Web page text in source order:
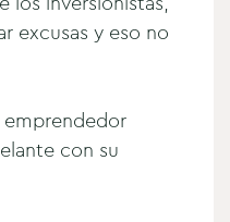
excusas y eso no
con su